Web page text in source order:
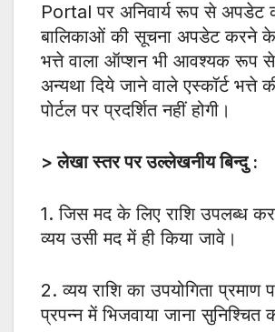
Portal पर अनिवार्य रूप से अपडेट
बालिकाओं की सूचना अपडेट करने के
भत्ते वाला ऑप्शन भी आवश्यक रूप
अन्यथा दिये जाने वाले एस्कॉर्ट भत्ते
पोर्टल पर प्रदर्शित नहीं होगी।
>लेखा स्तर पर उल्लेखनीय बिन्दु :
1. जिस मद के लिए राशि उपलब्ध
व्यय उसी मद में ही किया जावे।
2. व्यय राशि का उपयोगिता प्रमाण
प्रपन्न में भिजवाया जाना सुनिश्चित